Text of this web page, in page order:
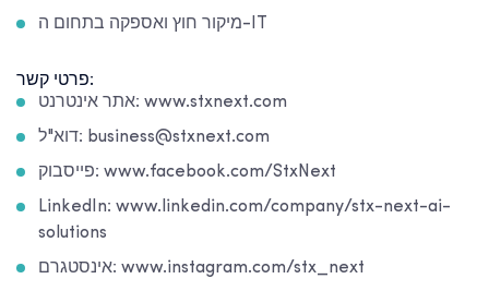
מיקור חוץ ואספקה בתחום ה-IT
פרטי קשר:
אתר אינטרנט: www.stxnext.com
דוא"ל: business@stxnext.com
פייסבוק: www.facebook.com/StxNext
LinkedIn: www.linkedin.com/company/stx-next-ai-
solutions
אינסטגרם: www.instagram.com/stx_next